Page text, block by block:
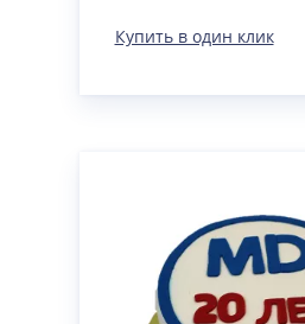
Купить в один клик